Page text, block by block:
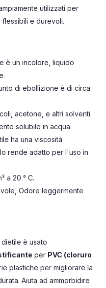
utilizzati per
e durevoli.
è un incolore, liquido
di ebollizione è di circa
acetone, e altri solventi
solubile in acqua.
ha una viscosità
rende adatto per l'uso in
a 20 ° C.
Odore leggermente
dietile è usato
per PVC (cloruro
plastiche per migliorare la
Aiuta ad ammorbidire